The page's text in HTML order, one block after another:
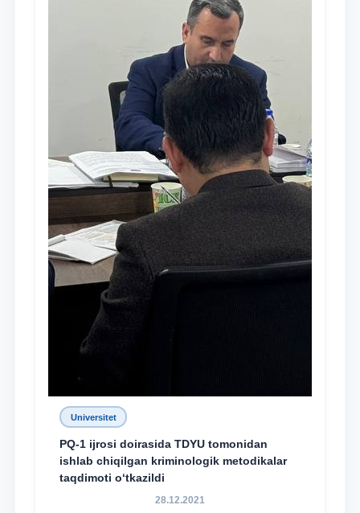
Universitet
PQ-1 ijrosi doirasida TDYU tomonidan
ishlab chiqilgan kriminologik metodikalar
taqdimoti o‘tkazildi
28.12.2021